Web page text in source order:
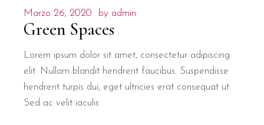
Marzo 26, 2020 by admin
Green Spaces
Lorem ipsum dolor sit amet, consectetur adipiscing
elit. Nullam blandit hendrerit faucibus. Suspendisse
hendrerit turpis dui, eget ultricies erat consequat ut.
Sed ac velit iaculis